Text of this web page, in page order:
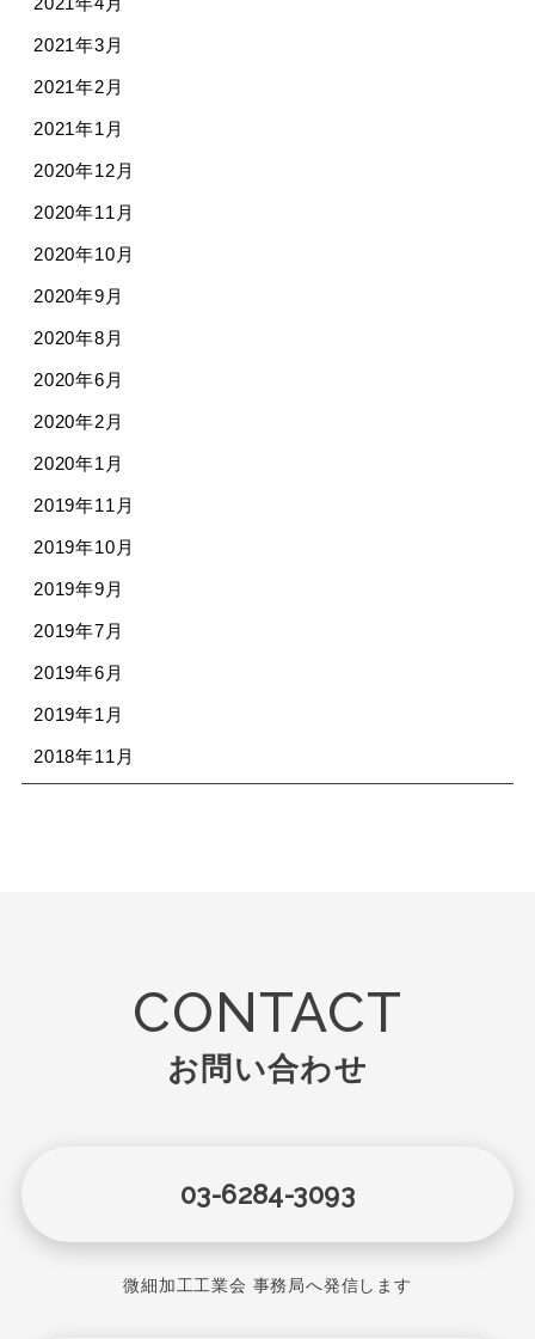
2021年3月
2021年2月
2021年1月
2020年12月
2020年11月
2020年10月
2020年9月
2020年8月
2020年6月
2020年2月
2020年1月
2019年11月
2019年10月
2019年9月
2019年7月
2019年6月
2019年1月
2018年11月
CONTACT
お問い合わせ
03-6284-3093
微細加工工業会 事務局へ発信します